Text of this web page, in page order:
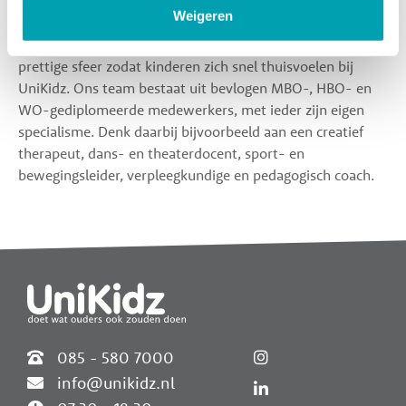
Weigeren
gezichten op de groep. Dit zorgt voor geborgenheid en
vertrouwdheid. Onze medewerkers zorgen voor een
prettige sfeer zodat kinderen zich snel thuisvoelen bij
UniKidz. Ons team bestaat uit bevlogen MBO-, HBO- en
WO-gediplomeerde medewerkers, met ieder zijn eigen
specialisme. Denk daarbij bijvoorbeeld aan een creatief
therapeut, dans- en theaterdocent, sport- en
bewegingsleider, verpleegkundige en pedagogisch coach.
Widgets
085 - 580 7000
info@unikidz.nl